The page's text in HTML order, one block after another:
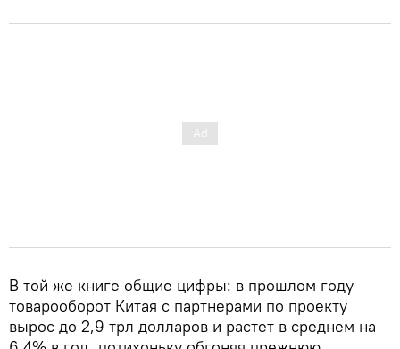
В той же книге общие цифры: в прошлом году
товарооборот Китая с партнерами по проекту
вырос до 2,9 трл долларов и растет в среднем на